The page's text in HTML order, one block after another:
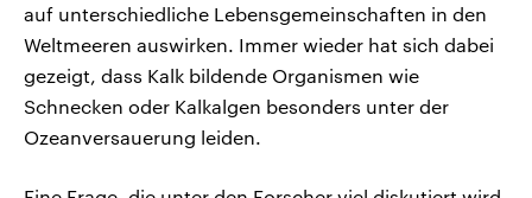
auf unterschiedliche Lebensgemeinschaften in den
Weltmeeren auswirken. Immer wieder hat sich dabei
gezeigt, dass Kalk bildende Organismen wie
Schnecken oder Kalkalgen besonders unter der
Ozeanversauerung leiden.